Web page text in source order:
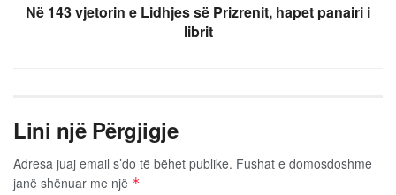
Në 143 vjetorin e Lidhjes së Prizrenit, hapet panairi i
librit
Lini një Përgjigje
Adresa juaj email s’do të bëhet publike. Fushat e domosdoshme
janë shënuar me një *